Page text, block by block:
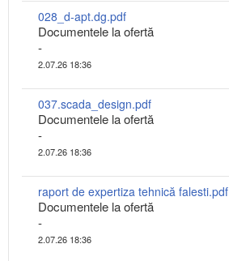
028_d-apt.dg.pdf
Documentele la ofertă
-
2.07.26 18:36
037.scada_design.pdf
Documentele la ofertă
-
2.07.26 18:36
raport de expertiza tehnică falesti.pdf
Documentele la ofertă
-
2.07.26 18:36